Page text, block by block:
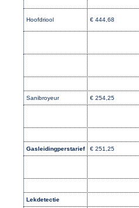
Hoofdriool € 444,68
Sanibroyeur € 254,25
Gasleidingperstarief € 251,25
Lekdetectie